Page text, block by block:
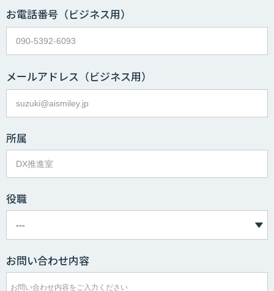
お電話番号 （ビジネス用）
メールアドレス （ビジネス用）
所属
役職
お問い合わせ内容